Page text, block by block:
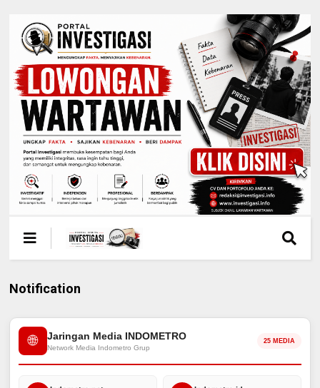
Notification
🌐 Jaringan Media INDOMETRO
Network Media Indometro Grup
25 MEDIA